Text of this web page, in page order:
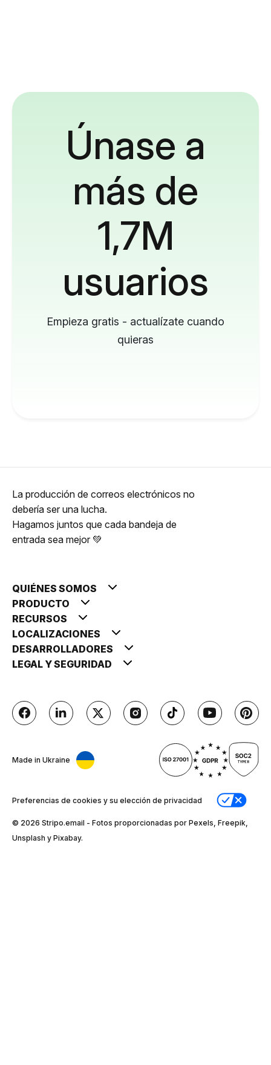
Únase a
más de
1,7M
usuarios
Empieza gratis - actualízate cuando
quieras
La producción de correos electrónicos no
debería ser una lucha.
Hagamos juntos que cada bandeja de
entrada sea mejor 💚
QUIÉNES SOMOS
PRODUCTO
RECURSOS
LOCALIZACIONES
DESARROLLADORES
LEGAL Y SEGURIDAD
Made in Ukraine
Preferencias de cookies y su elección de privacidad
© 2026 Stripо.email - Fotos proporcionadas por Pexels, Freepik,
Unsplash y Pixabay.